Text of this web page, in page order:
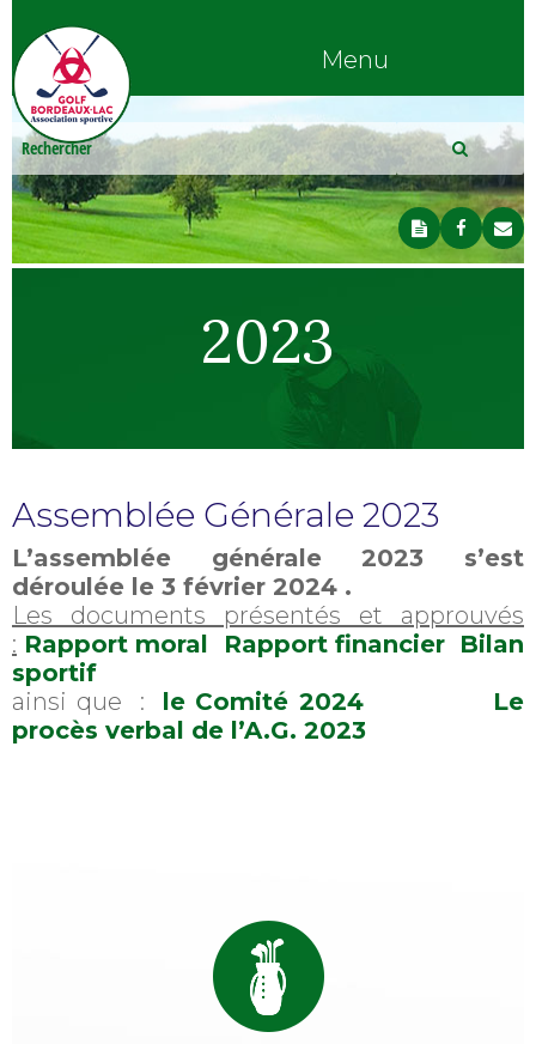
Menu
2023
Assemblée Générale 2023
L’assemblée générale 2023 s’est
déroulée le 3 février 2024 .
Les documents présentés et approuvés
: Rapport moral Rapport financier Bilan
sportif
ainsi que :
le Comité 2024
Le
procès verbal de l’A.G. 2023